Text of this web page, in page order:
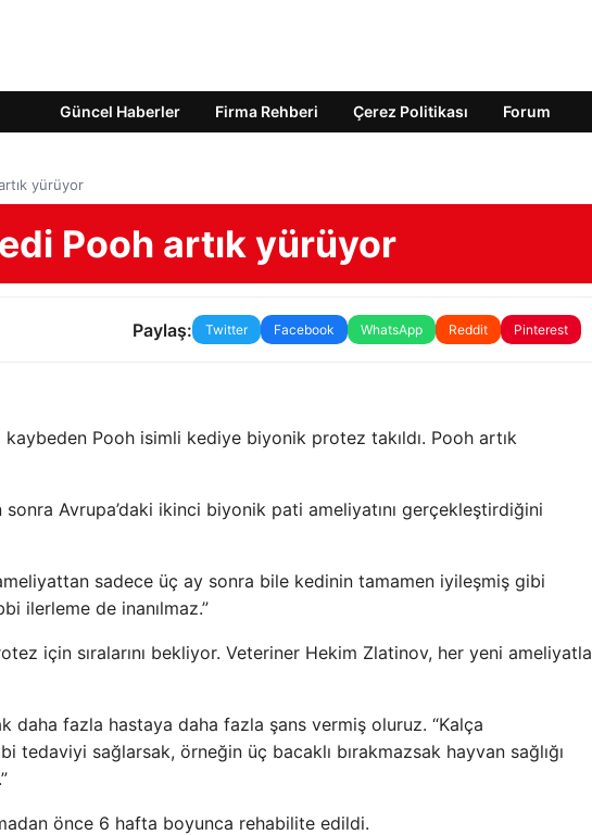
Güncel Haberler Firma Rehberi Çerez Politikası Forum
yürüyor
Pooh artık yürüyor
Paylaş: Twitter Facebook WhatsApp Reddit Pinterest
kaybeden Pooh isimli kediye biyonik protez takıldı. Pooh artık
Avrupa’daki ikinci biyonik pati ameliyatını gerçekleştirdiğini
sadece üç ay sonra bile kedinin tamamen iyileşmiş gibi
ilerleme de inanılmaz.”
için sıralarını bekliyor. Veteriner Hekim Zlatinov, her yeni ameliyatla
daha fazla hastaya daha fazla şans vermiş oluruz. “Kalça
tedaviyi sağlarsak, örneğin üç bacaklı bırakmazsak hayvan sağlığı
önce 6 hafta boyunca rehabilite edildi.